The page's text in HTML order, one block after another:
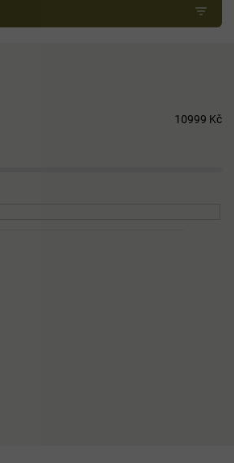
10999 Kč